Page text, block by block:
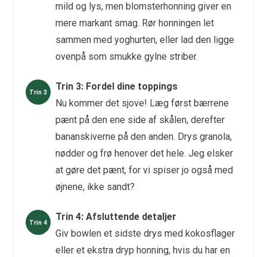
mild og lys, men blomsterhonning giver en
mere markant smag. Rør honningen let
sammen med yoghurten, eller lad den ligge
ovenpå som smukke gylne striber.
Trin 3: Fordel dine toppings
Nu kommer det sjove! Læg først bærrene
pænt på den ene side af skålen, derefter
bananskiverne på den anden. Drys granola,
nødder og frø henover det hele. Jeg elsker
at gøre det pænt, for vi spiser jo også med
øjnene, ikke sandt?
Trin 4: Afsluttende detaljer
Giv bowlen et sidste drys med kokosflager
eller et ekstra dryp honning, hvis du har en